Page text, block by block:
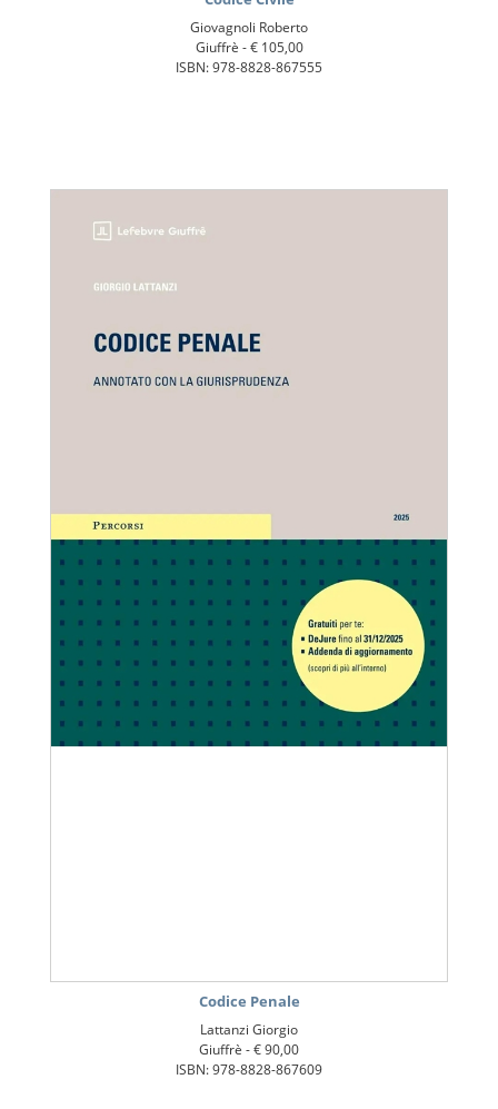
Giovagnoli Roberto
Giuffrè -€ 105,00
ISBN: 978-8828-867555
Codice Penale
Lattanzi Giorgio
Giuffrè -€ 90,00
ISBN: 978-8828-867609